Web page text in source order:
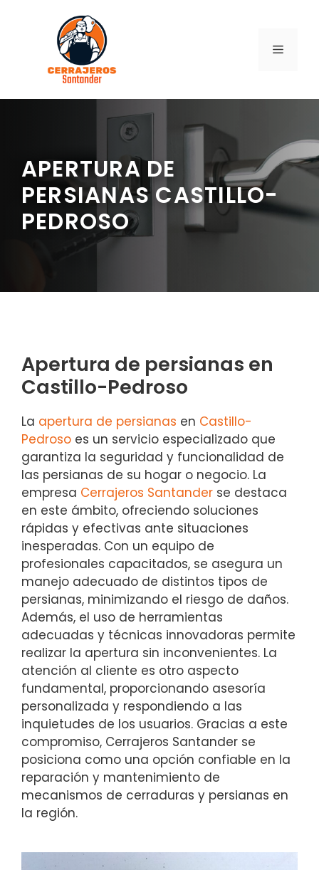
contenido
MENÚ
APERTURA DE
PERSIANAS CASTILLO-
PEDROSO
Apertura de persianas en
Castillo-Pedroso
La apertura de persianas en Castillo-
Pedroso es un servicio especializado que
garantiza la seguridad y funcionalidad de
las persianas de su hogar o negocio. La
empresa Cerrajeros Santander se destaca
en este ámbito, ofreciendo soluciones
rápidas y efectivas ante situaciones
inesperadas. Con un equipo de
profesionales capacitados, se asegura un
manejo adecuado de distintos tipos de
persianas, minimizando el riesgo de daños.
Además, el uso de herramientas
adecuadas y técnicas innovadoras permite
realizar la apertura sin inconvenientes. La
atención al cliente es otro aspecto
fundamental, proporcionando asesoría
personalizada y respondiendo a las
inquietudes de los usuarios. Gracias a este
compromiso, Cerrajeros Santander se
posiciona como una opción confiable en la
reparación y mantenimiento de
mecanismos de cerraduras y persianas en
la región.